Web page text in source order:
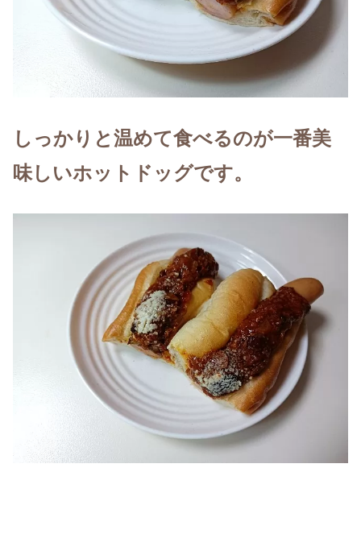
しっかりと温めて食べるのが一番美
味しいホットドッグです。